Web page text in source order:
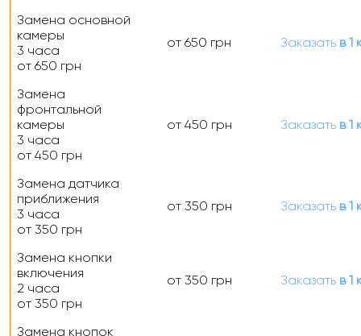
Замена основной
камеры
3 часа
от 650 грн
от 650 грн Заказатьв 1
Замена
фронтальной
камеры
3 часа
от 450 грн
от 450 грн Заказатьв 1
Замена датчика
приближения
3 часа
от 350 грн
от 350 грн Заказатьв 1
Замена кнопки
включения
2 часа
от 350 грн
от 350 грн Заказатьв 1
Замена кнопок